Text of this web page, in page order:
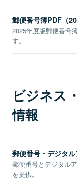
郵便番号簿PDF（
2025年度版郵便番号
す。
ビジネス
情報
郵便番号・デジタ
郵便番号とデジタル
を提供。